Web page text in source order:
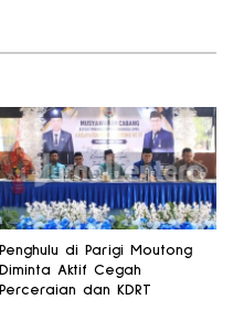
Penghulu di Parigi Moutong
Diminta Aktif Cegah
Perceraian dan KDRT